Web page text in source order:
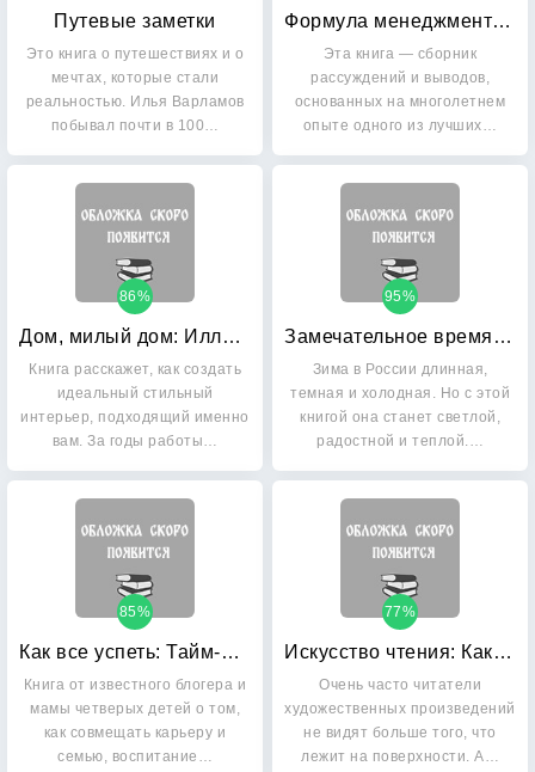
Путевые заметки
Это книга о путешествиях и о
мечтах, которые стали
реальностью. Илья Варламов
побывал почти в 100…
Формула менеджмента: Практическое пособие начинающего руководителя
Эта книга — сборник
рассуждений и выводов,
основанных на многолетнем
опыте одного из лучших…
Дом, милый дом: Иллюстрированное руководство по дизайну интерьера
86%
Книга расскажет, как создать
идеальный стильный
интерьер, подходящий именно
вам. За годы работы…
Замечательное время: зима
95%
Зима в России длинная,
темная и холодная. Но с этой
книгой она станет светлой,
радостной и теплой.…
Как все успеть: Тайм-менеджмент для мам
85%
Книга от известного блогера и
мамы четверых детей о том,
как совмещать карьеру и
семью, воспитание…
Искусство чтения: Как понимать книги
77%
Очень часто читатели
художественных произведений
не видят больше того, что
лежит на поверхности. А…